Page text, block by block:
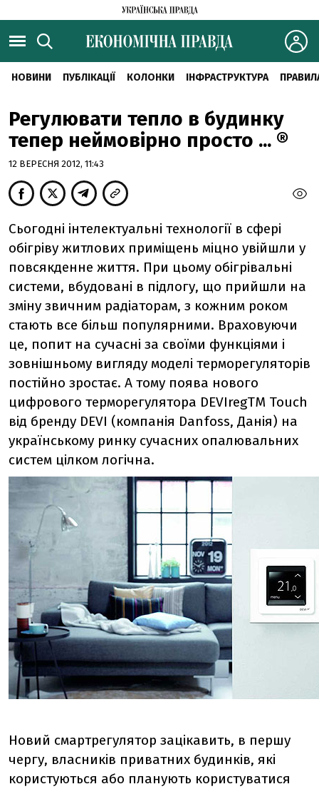
НОВИНИ ПУБЛІКАЦІЇ КОЛОНКИ ІНФРАСТРУКТУРА
Регулювати тепло в будинку
тепер неймовірно просто ... ®
12 ВЕРЕСНЯ 2012, 11:43
Сьогодні інтелектуальні технології в сфері
обігріву житлових приміщень міцно увійшли у
повсякденне життя. При цьому обігрівальні
системи, вбудовані в підлогу, що прийшли на
зміну звичним радіаторам, з кожним роком
стають все більш популярними. Враховуючи
це, попит на сучасні за своїми функціями і
зовнішньому вигляду моделі терморегуляторів
постійно зростає. А тому поява нового
цифрового терморегулятора DEVIregTM Touch
від бренду DEVI (компанія Danfoss, Данія) на
українському ринку сучасних опалювальних
систем цілком логічна.
Новий смартрегулятор зацікавить, в першу
чергу, власників приватних будинків, які
користуються або планують користуватися